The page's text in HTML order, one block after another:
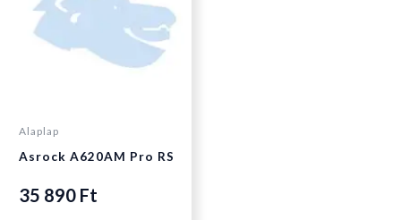
Alaplap
Asrock A620AM Pro RS
35 890 Ft